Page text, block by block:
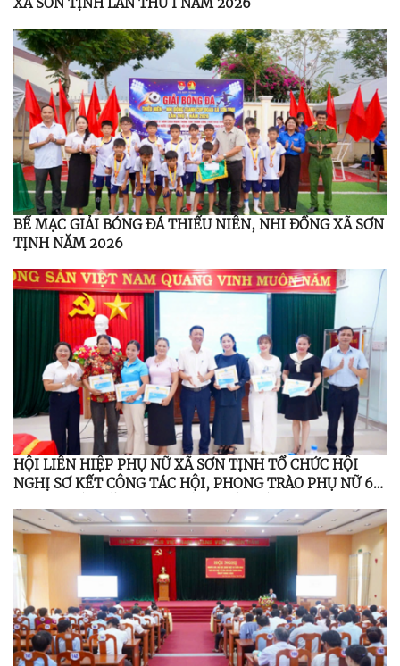
BẾ MẠC GIẢI BÓNG ĐÁ THIẾU NIÊN, NHI ĐỒNG XÃ SƠN
TỊNH NĂM 2026
HỘI LIÊN HIỆP PHỤ NỮ XÃ SƠN TỊNH TỔ CHỨC HỘI
NGHỊ SƠ KẾT CÔNG TÁC HỘI, PHONG TRÀO PHỤ NỮ 6
ĐOẠN 2021 – 2026